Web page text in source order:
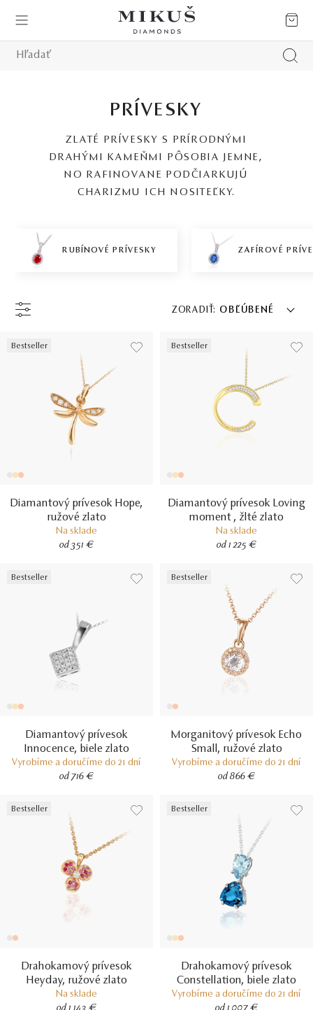
PRÍVESKY
ZLATÉ PRÍVESKY S PRÍRODNÝMI
DRAHÝMI KAMEŇMI PÔSOBIA JEMNE,
NO RAFINOVANE PODČIARKUJÚ
CHARIZMU ICH NOSITEĽKY.
RUBÍNOVÉ PRÍVESKY ZAFÍROVÉ
ZORADIŤ: OBĽÚBENÉ
Bestseller
Diamantový prívesok Hope,
ružové zlato
Na sklade
od 351 €
Bestseller
Diamantový prívesok Loving
moment , žlté zlato
Na sklade
od 1 225 €
Bestseller
Diamantový prívesok
Innocence, biele zlato
Vyrobíme a doručíme do 21 dní
od 716 €
Bestseller
Morganitový prívesok Echo
Small, ružové zlato
Vyrobíme a doručíme do 21 dní
od 866 €
Bestseller
Drahokamový prívesok
Heyday, ružové zlato
Na sklade
Bestseller
Drahokamový prívesok
Constellation, biele zlato
Vyrobíme a doručíme do 21 dní